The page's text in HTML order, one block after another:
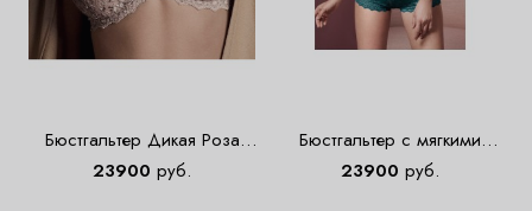
Бюстгальтер Дикая Роза
Empreinte 07151
23900 руб.
Бюстгальтер с мягкими
чашками изумрудный
23900 руб.